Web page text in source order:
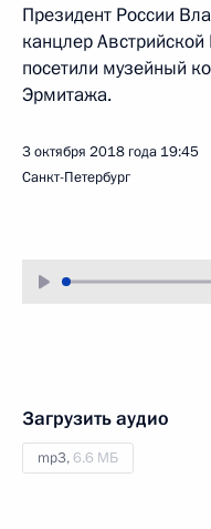
Президент России
канцлер
посетили музейный
Эрмитажа.
3 октября 2018 года 19:45
Санкт-Петербург
Загрузить аудио
mp3,6.6 МБ